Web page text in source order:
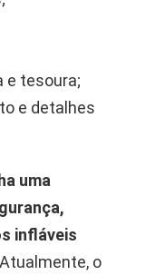
e tesoura;
e detalhes
uma
infláveis
Atualmente, o